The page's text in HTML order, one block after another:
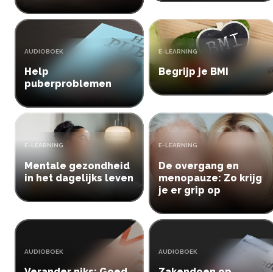
Help
puberproblemen
TYPE:
AUDIOBOEK
Begrijp je BMI
TYPE:
E-LEARNING
Mentale gezondheid
in het dagelijks leven
TYPE:
E-LEARNING
De overgang en
menopauze: Zo krijg
je er grip op
TYPE:
E-LEARNING
TYPE:
AUDIOBOEK TYPE:
AUDIOBOEK